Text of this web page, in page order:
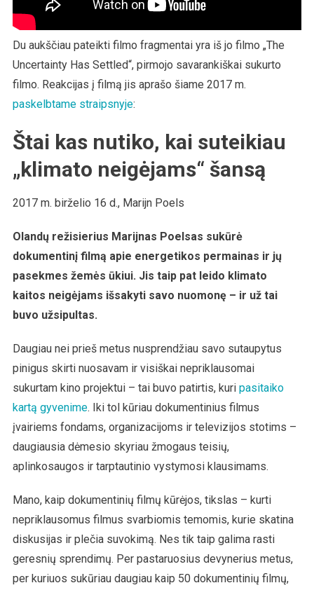
Du aukščiau pateikti filmo fragmentai yra iš jo filmo „The
Uncertainty Has Settled“, pirmojo savarankiškai sukurto
filmo. Reakcijas į filmą jis aprašo šiame 2017 m.
paskelbtame straipsnyje:
Štai kas nutiko, kai suteikiau
„klimato neigėjams“ šansą
2017 m. birželio 16 d., Marijn Poels
Olandų režisierius Marijnas Poelsas sukūrė
dokumentinį filmą apie energetikos permainas ir jų
pasekmes žemės ūkiui. Jis taip pat leido klimato
kaitos neigėjams išsakyti savo nuomonę – ir už tai
buvo užsipultas.
Daugiau nei prieš metus nusprendžiau savo sutaupytus
pinigus skirti nuosavam ir visiškai nepriklausomai
sukurtam kino projektui – tai buvo patirtis, kuri pasitaiko
kartą gyvenime. Iki tol kūriau dokumentinius filmus
įvairiems fondams, organizacijoms ir televizijos stotims –
daugiausia dėmesio skyriau žmogaus teisių,
aplinkosaugos ir tarptautinio vystymosi klausimams.
Mano, kaip dokumentinių filmų kūrėjos, tikslas – kurti
nepriklausomus filmus svarbiomis temomis, kurie skatina
diskusijas ir plečia suvokimą. Nes tik taip galima rasti
geresnių sprendimų. Per pastaruosius devynerius metus,
per kuriuos sukūriau daugiau kaip 50 dokumentinių filmų,